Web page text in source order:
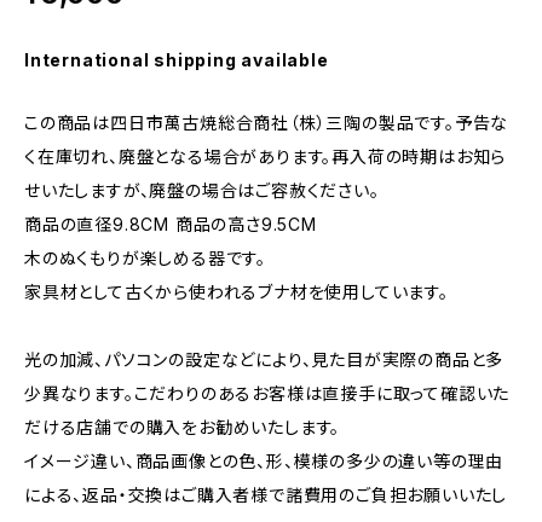
International shipping available
この商品は四日市萬古焼総合商社（株）三陶の製品です。予告な
く在庫切れ、廃盤となる場合があります。再入荷の時期はお知ら
せいたしますが、廃盤の場合はご容赦ください。
商品の直径9.8CM 商品の高さ9.5CM
木のぬくもりが楽しめる器です。
家具材として古くから使われるブナ材を使用しています。
光の加減、パソコンの設定などにより、見た目が実際の商品と多
少異なります。こだわりのあるお客様は直接手に取って確認いた
だける店舗での購入をお勧めいたします。
イメージ違い、商品画像との色、形、模様の多少の違い等の理由
による、返品・交換はご購入者様で諸費用のご負担お願いいたし